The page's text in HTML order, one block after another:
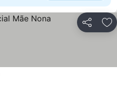
Partilhar